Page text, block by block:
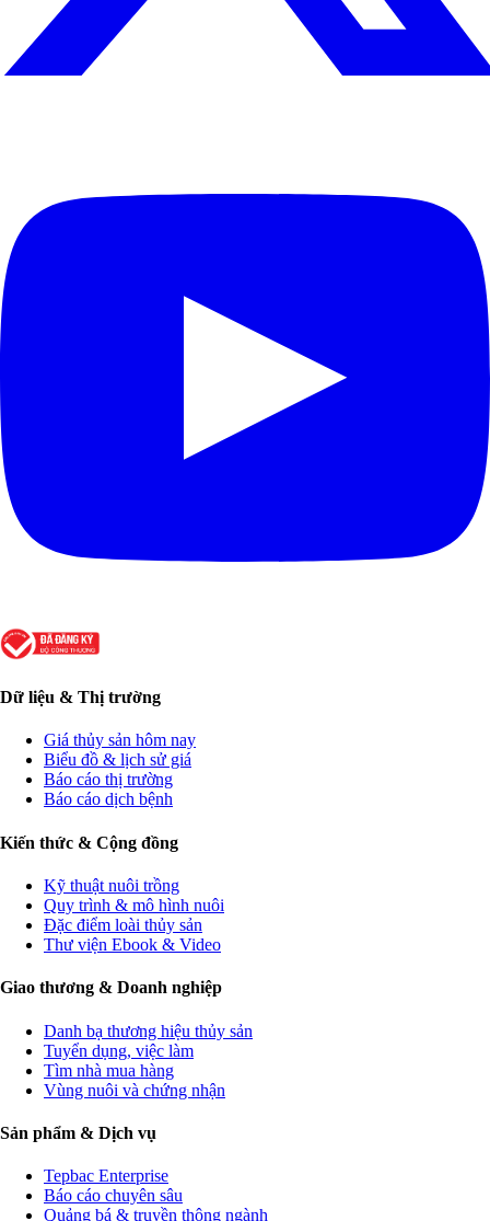
Dữ liệu & Thị trường
Giá thủy sản hôm nay
Biểu đồ & lịch sử giá
Báo cáo thị trường
Báo cáo dịch bệnh
Kiến thức & Cộng đồng
Kỹ thuật nuôi trồng
Quy trình & mô hình nuôi
Đặc điểm loài thủy sản
Thư viện Ebook & Video
Giao thương & Doanh nghiệp
Danh bạ thương hiệu thủy sản
Tuyển dụng, việc làm
Tìm nhà mua hàng
Vùng nuôi và chứng nhận
Sản phẩm & Dịch vụ
Tepbac Enterprise
Báo cáo chuyên sâu
Quảng bá & truyền thông ngành